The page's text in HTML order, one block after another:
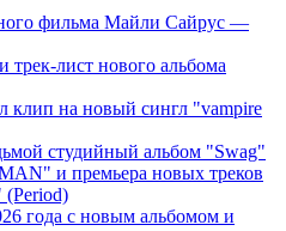
фильма Майли Сайрус —
трек-лист нового альбома
клип на новый сингл "vampire
студийный альбом "Swag"
и премьера новых треков
(Period)
года с новым альбомом и